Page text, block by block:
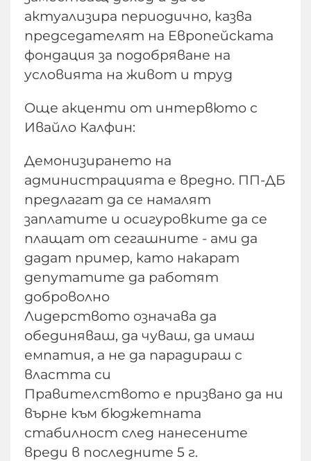
актуализира периодично, казва
председателят на Европейската
фондация за подобряване на
условията на живот и труд
Още акценти от интервюто с
Ивайло Калфин:
Демонизирането на
администрацията е вредно. ПП-ДБ
предлагат да се намалят
заплатите и осигуровките да се
плащат от сегашните - ами да
дадат пример, като накарат
депутатите да работят
доброволно
Лидерството означава да
обединяваш, да чуваш, да имаш
емпатия, а не да парадираш с
властта си
Правителството е призвано да ни
върне към бюджетната
стабилност след нанесените
вреди в последните 5 г.